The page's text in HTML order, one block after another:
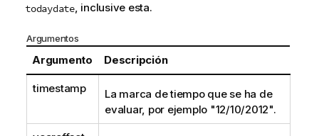
todaydate, inclusive esta.
Argumentos
Argumento Descripción
timestamp
La marca de tiempo que se ha de
evaluar, por ejemplo "12/10/2012".